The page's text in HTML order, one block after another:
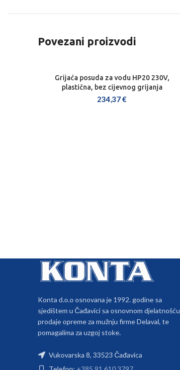
Povezani proizvodi
DODAJ U KOŠARICU
Grijaća posuda za vodu HP20 230V,
plastična, bez cijevnog grijanja
234,37€
Konta d.o.o osnovana je 1992. godine sa
sjedištem u Čađavici sa osnovnom djelatnošću
prodaje opreme za mužnju firme Delaval, te
pomagalima za uzgoj stoke.
Vukovarska 8, 33523 Čađavica